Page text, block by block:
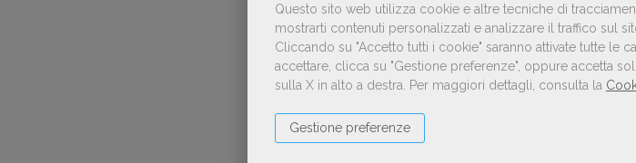
Questo sito web utilizza cookie e altre tecniche di
mostrarti contenuti personalizzati e analizzare il traffico sul
Cliccando su "Accetto tutti i cookie" saranno attivate tutte le
accettare, clicca su "Gestione preferenze", oppure accetta
sulla X in alto a destra.
Per maggiori dettagli, consulta la
Gestione preferenze